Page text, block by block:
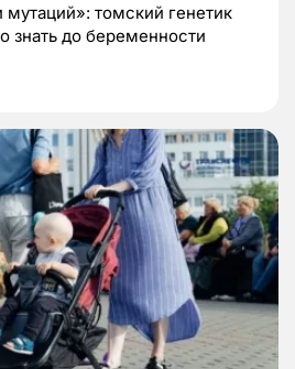
томский генетик
знать до беременности